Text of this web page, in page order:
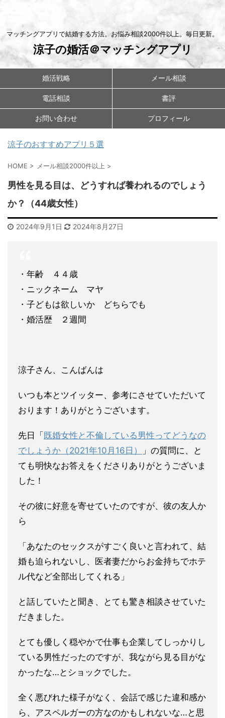
マッチングアプリで結婚する方法。お悩み相談2000件以上。毎日更新。
涼子の婚活＠マッチングアプリ
婚活戦略 メール相談
電話相談 書評
お問い合わせ プロフィール
涼子のおすすめアプリ５選
HOME > メール相談2000件以上 >
男性を見る目は、どうすれば養われるのでしょう
か？（44歳女性）
2024年9月1日 2024年8月27日
・年齢 ４４歳
・ニックネーム マヤ
・子どもは欲しいか どちらでも
・婚活歴 ２週間
涼子さん、こんばんは
いつも本とツイッター、参考にさせていただいて
おります！ありがとうございます。
先日「 既婚女性と不倫している男性ってどうなの
でしょうか（2021年10月16日）
」の質問に、と
ても明快なお答えをくださりありがとうございま
した！
その彼に好意を寄せていたのですが、彼の友人か
ら
「あなたのセッ クスがすごく良いと言われて、結
婚も迫られないし、医者妻だからお金持ちでホテ
ル代など全部出してくれる」
と話していたと聞き、
とても驚き相談させていた
だきました。
とても優しく穏やかで仕事も企業してしっかりし
ている男性だったのですが、我ながら見る目がな
かったな…とショックでした。
全く 悪びれた様子がなく、会話で感じた違和感か
ら、アスペルガーの方なのかもしれないな…と思